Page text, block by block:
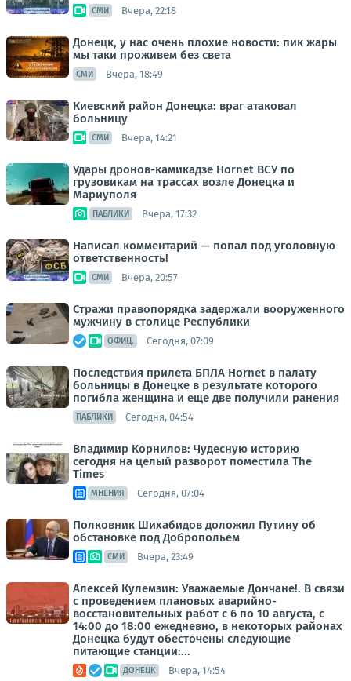
СМИ Вчера, 22:18
Донецк, у нас очень плохие новости: пик жары
мы таки проживем без света
СМИ Вчера, 18:49
Киевский район Донецка: враг атаковал
больницу
СМИ Вчера, 14:21
Удары дронов-камикадзе Hornet ВСУ по
грузовикам на трассах возле Донецка и
Мариуполя
ПАБЛИКИ Вчера, 17:32
Написал комментарий — попал под уголовную
ответственность!
СМИ Вчера, 20:57
Стражи правопорядка задержали вооруженного
мужчину в столице Республики
ОФИЦ. Сегодня, 07:09
Последствия прилета БПЛА Hornet в палату
больницы в Донецке в результате которого
погибла женщина и еще две получили ранения
ПАБЛИКИ Сегодня, 04:54
Владимир Корнилов: Чудесную историю
сегодня на целый разворот поместила The
Times
МНЕНИЯ Сегодня, 07:04
Полковник Шихабидов доложил Путину об
обстановке под Добропольем
СМИ Вчера, 23:49
Алексей Кулемзин: Уважаемые Дончане!. В связи
с проведением плановых аварийно-
восстановительных работ с 6 по 10 августа, с
14:00 до 18:00 ежедневно, в некоторых районах
Донецка будут обесточены следующие
питающие станции:...
ДОНЕЦК Вчера, 14:54